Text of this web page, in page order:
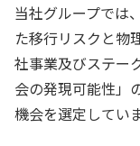
当社グループでは
た移行リスクと物
社事業及びステー
会の発現可能性」
機会を選定していま